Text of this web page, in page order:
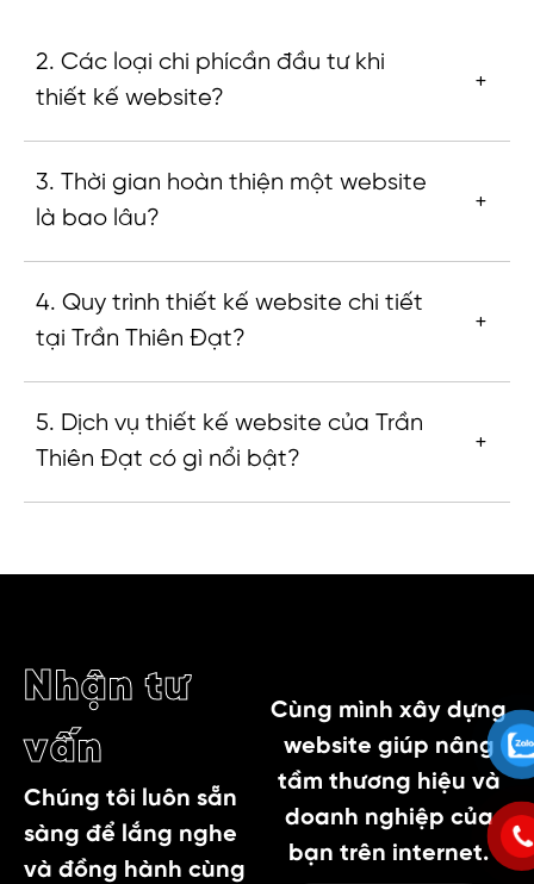
2. Các loại chi phícần đầu tư khi
thiết kế website?
3. Thời gian hoàn thiện một website
là bao lâu?
4. Quy trình thiết kế website chi tiết
tại Trần Thiên Đạt?
5. Dịch vụ thiết kế website của Trần
Thiên Đạt có gì nổi bật?
Nhận tư
vấn
Chúng tôi luôn sẵn
sàng để lắng nghe
và đồng hành cùng
Cùng mình xây dựng
website giúp nâng
tầm thương hiệu và
doanh nghiệp của
bạn trên internet.